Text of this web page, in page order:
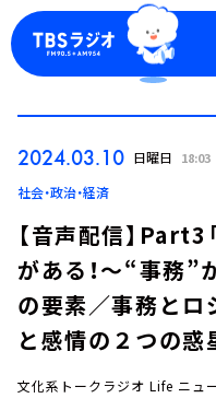
今日の番組表
2024.03.10 日曜日 18:03
社会・政治・経済
【音声配信】
がある！～“事務”
の要素／事務とロ
と感情の２つの惑
文化系トークラジオ Life ニュ